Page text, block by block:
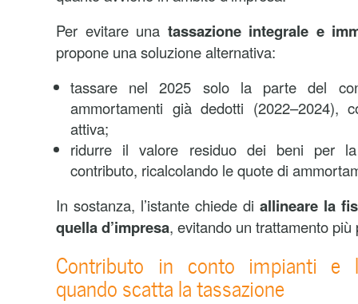
Per evitare una tassazione integrale e
propone una soluzione alternativa:
tassare nel 2025 solo la parte del
ammortamenti già dedotti (2022–2024),
attiva;
ridurre il valore residuo dei beni per
contributo, ricalcolando le quote di
In sostanza, l’istante chiede di allineare la
quella d’impresa, evitando un trattamento più
Contributo in conto impianti e
quando scatta la tassazione